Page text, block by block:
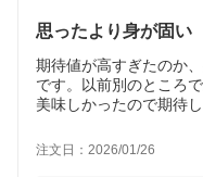
思ったより身が固い
期待値が高すぎたのか
です。以前別のところ
美味しかったので期待
発送は早かったと思い
注文日：2026/01/26